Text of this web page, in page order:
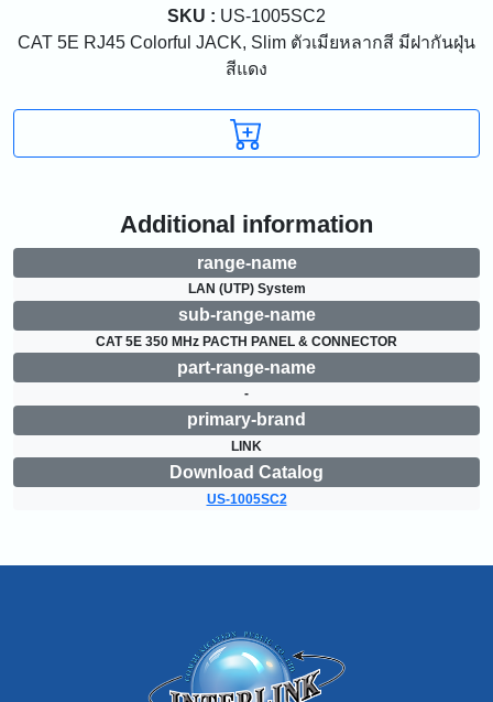
SKU : US-1005SC2
CAT 5E RJ45 Colorful JACK, Slim ตัวเมียหลากสี มีฝากันฝุ่น
สีแดง
Additional information
range-name
LAN (UTP) System
sub-range-name
CAT 5E 350 MHz PACTH PANEL & CONNECTOR
part-range-name
-
primary-brand
LINK
Download Catalog
US-1005SC2